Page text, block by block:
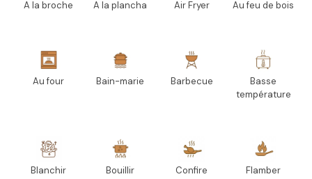
A la broche A la plancha Air Fryer Au feu de bois
Au four Bain-marie Barbecue
Basse
température
Blanchir Bouillir Confire Flamber